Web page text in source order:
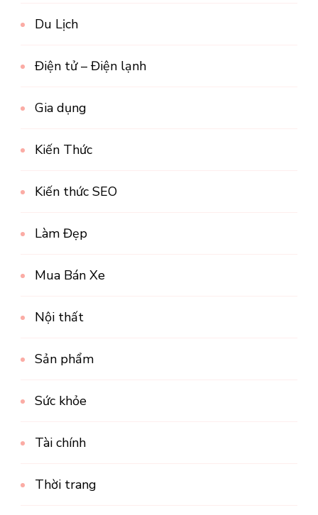
Du Lịch
Điện tử – Điện lạnh
Gia dụng
Kiến Thức
Kiến thức SEO
Làm Đẹp
Mua Bán Xe
Nội thất
Sản phẩm
Sức khỏe
Tài chính
Thời trang